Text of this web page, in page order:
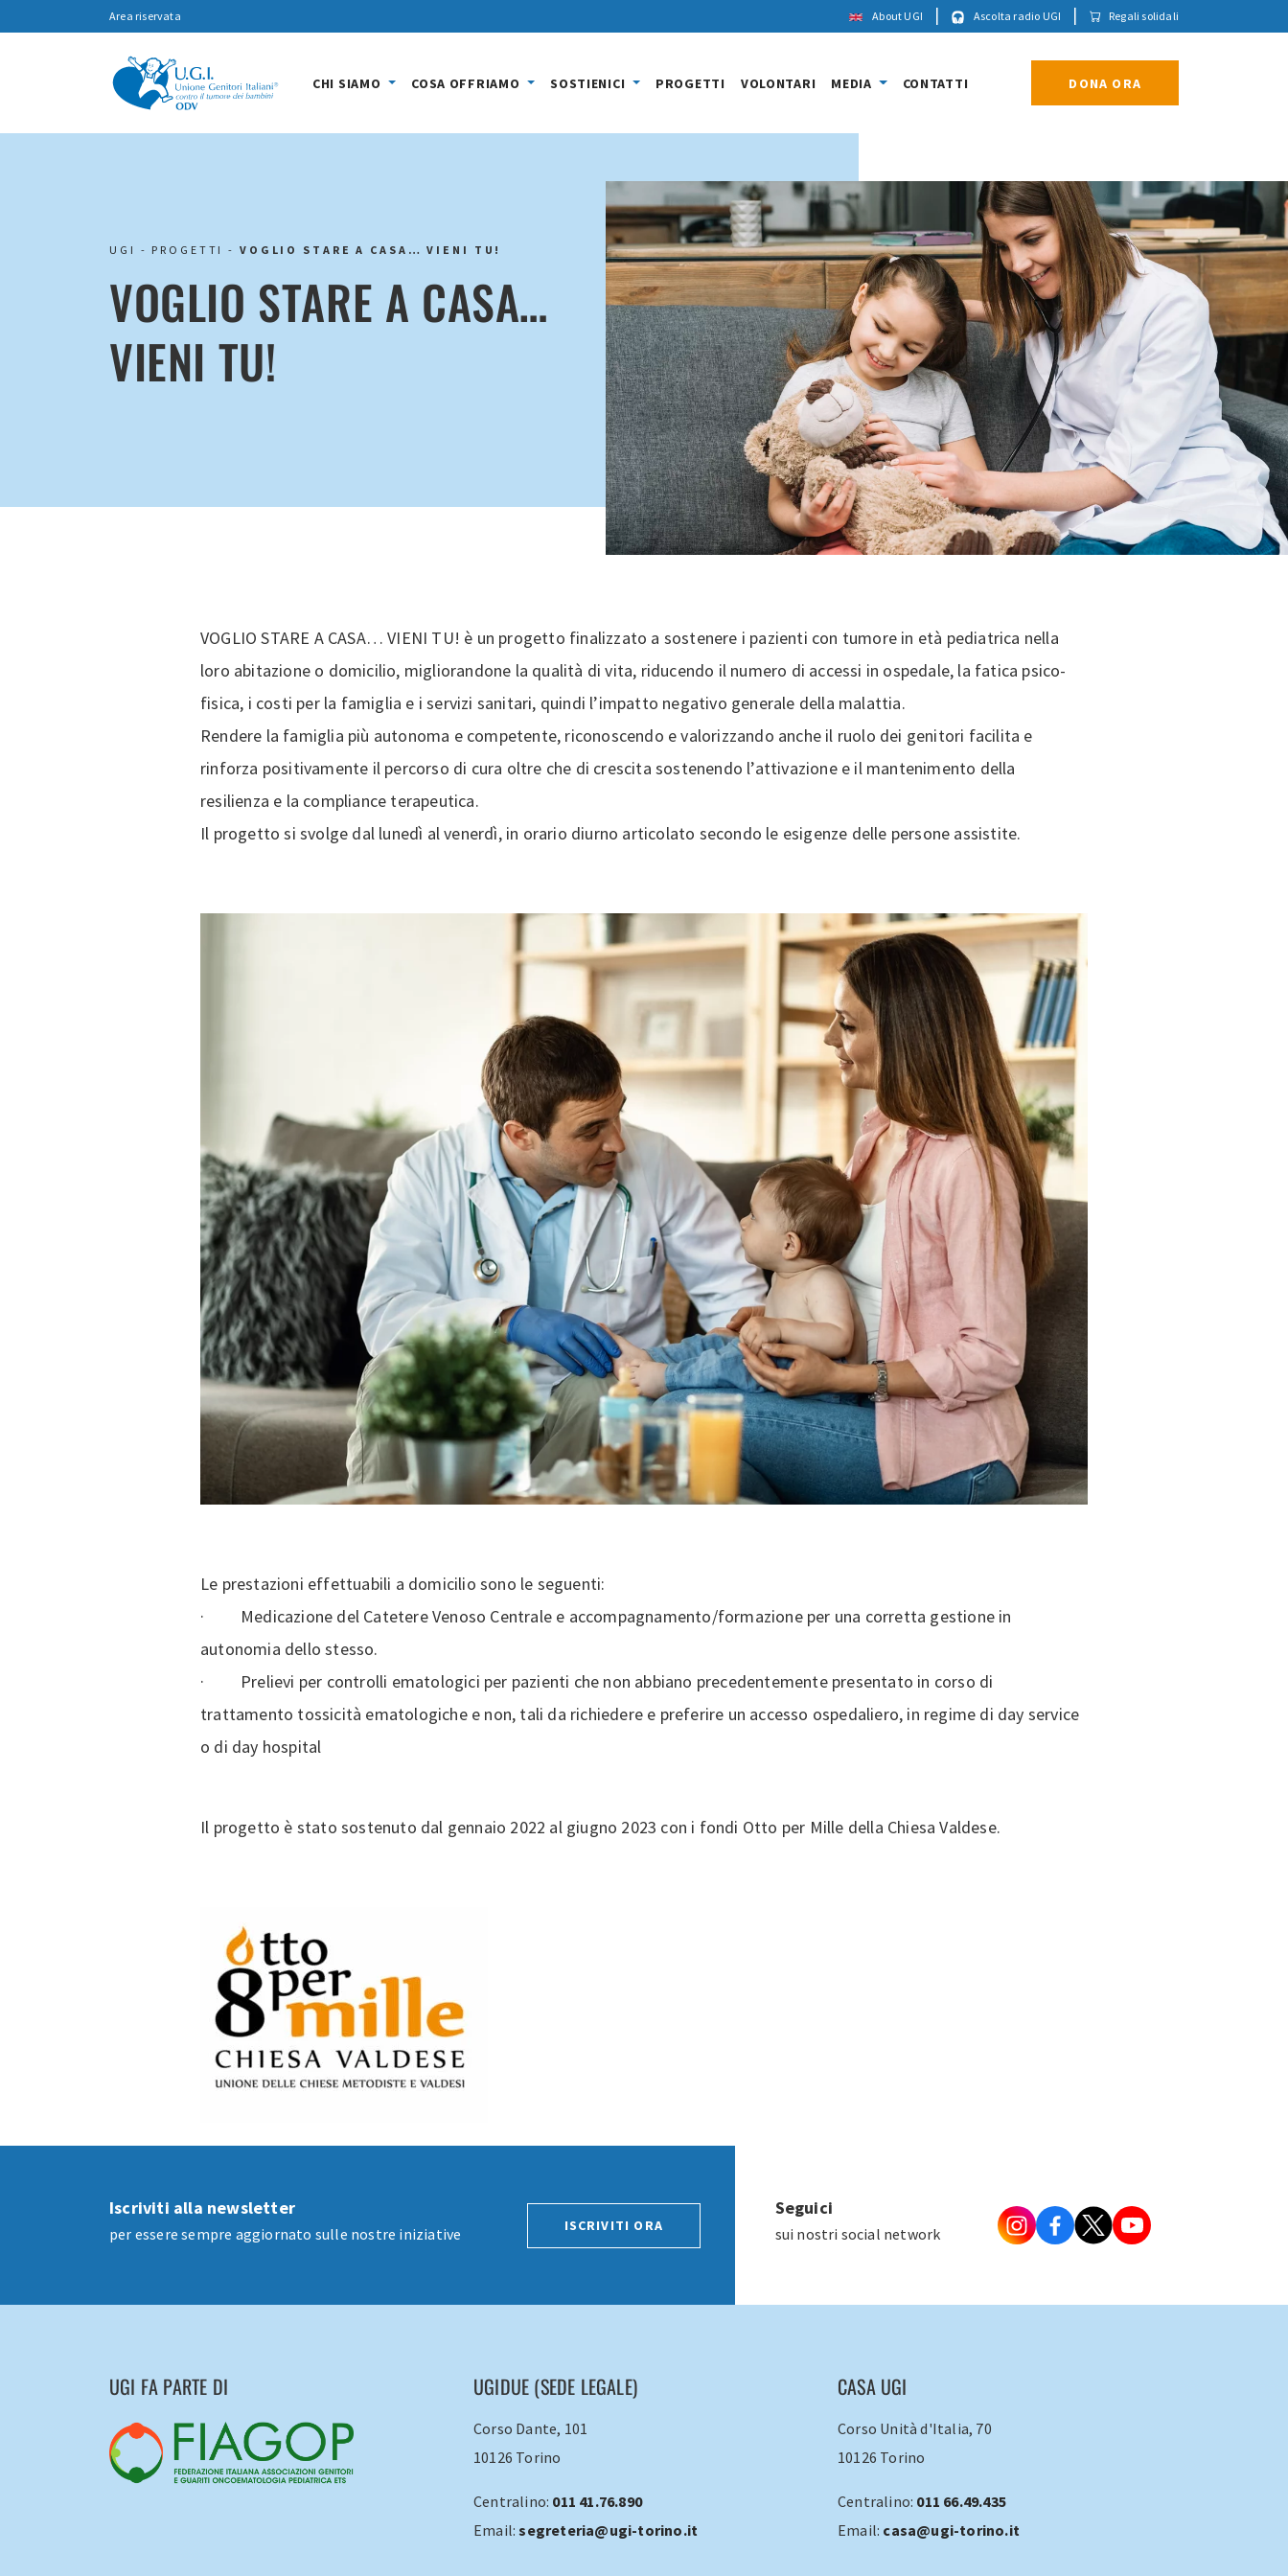
Area riservata About UGI | Ascolta radio UGI | Regali solidali
CHI SIAMO COSA OFFRIAMO SOSTIENICI PROGETTI VOLONTARI MEDIA CONTATTI DONA ORA
UGI - PROGETTI - VOGLIO STARE A CASA… VIENI TU!
VOGLIO STARE A CASA…
VIENI TU!
VOGLIO STARE A CASA… VIENI TU! è un progetto finalizzato a sostenere i pazienti con tumore in età pediatrica nella
loro abitazione o domicilio, migliorandone la qualità di vita, riducendo il numero di accessi in ospedale, la fatica psico-
fisica, i costi per la famiglia e i servizi sanitari, quindi l’impatto negativo generale della malattia.
Rendere la famiglia più autonoma e competente, riconoscendo e valorizzando anche il ruolo dei genitori facilita e
rinforza positivamente il percorso di cura oltre che di crescita sostenendo l’attivazione e il mantenimento della
resilienza e la compliance terapeutica.
Il progetto si svolge dal lunedì al venerdì, in orario diurno articolato secondo le esigenze delle persone assistite.
Le prestazioni effettuabili a domicilio sono le seguenti:
· Medicazione del Catetere Venoso Centrale e accompagnamento/formazione per una corretta gestione in
autonomia dello stesso.
· Prelievi per controlli ematologici per pazienti che non abbiano precedentemente presentato in corso di
trattamento tossicità ematologiche e non, tali da richiedere e preferire un accesso ospedaliero, in regime di day service
o di day hospital
Il progetto è stato sostenuto dal gennaio 2022 al giugno 2023 con i fondi Otto per Mille della Chiesa Valdese.
Iscriviti alla newsletter
per essere sempre aggiornato sulle nostre iniziative ISCRIVITI ORA
Seguici
sui nostri social network
UGI FA PARTE DI UGIDUE (SEDE LEGALE)
Corso Dante, 101
10126 Torino
Centralino: 011 41.76.890
Email:segreteria@ugi-torino.it
CASA UGI
Corso Unità d'Italia, 70
10126 Torino
Centralino: 011 66.49.435
Email: casa@ugi-torino.it